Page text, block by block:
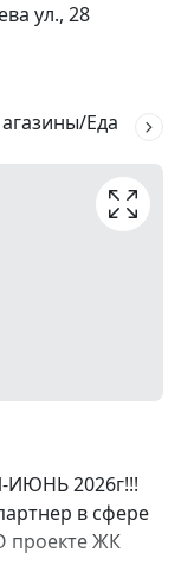
ул., 28
Еда
2026г!!!
в сфере
проекте ЖК